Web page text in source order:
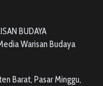
BUDAYA
Warisan Budaya
Barat, Pasar Minggu,